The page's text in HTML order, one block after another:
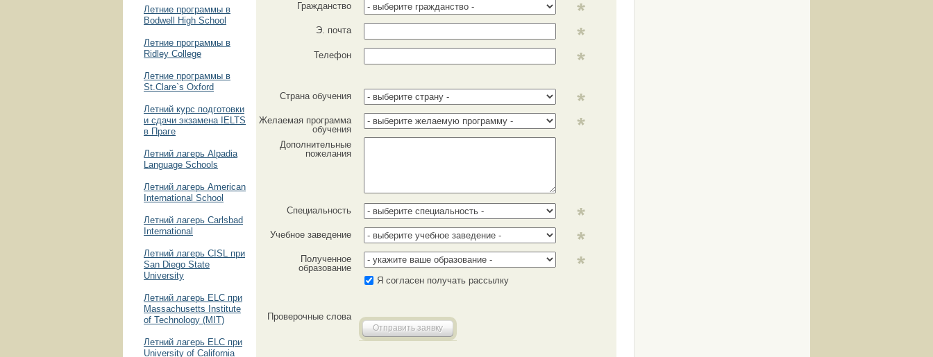
Летние программы в
Bodwell High School
Летние программы в
Ridley College
Летние программы в
St.Clare`s Oxford
Летний курс подготовки
и сдачи экзамена IELTS
в Праге
Летний лагерь Alpadia
Language Schools
Летний лагерь American
International School
Летний лагерь Carlsbad
International
Летний лагерь CISL при
San Diego State
University
Летний лагерь ELC при
Massachusetts Institute
of Technology (MIT)
Летний лагерь ELC при
University of California
Гражданство
Э. почта
Телефон
Страна обучения
Желаемая программа
обучения
Дополнительные
пожелания
Специальность
Учебное заведение
Полученное
образование
Я согласен получать рассылку
Проверочные слова
Отправить заявку